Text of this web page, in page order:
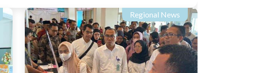
Regional News